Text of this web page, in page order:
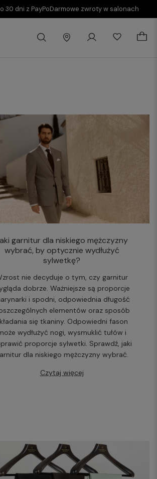
30 dni z PayPoDarmowe zwroty w salonach
garnitur dla niskiego mężczyzny
wybrać, by optycznie wydłużyć
sylwetkę?
nie decyduje o tym, czy garnitur
dobrze. Ważniejsze są proporcje
i spodni, odpowiednia długość
elementów oraz sposób
się tkaniny. Odpowiedni fason
wydłużyć nogi, wysmuklić tułów i
proporcje sylwetki. Sprawdź, jaki
dla niskiego mężczyzny wybrać.
Czytaj więcej